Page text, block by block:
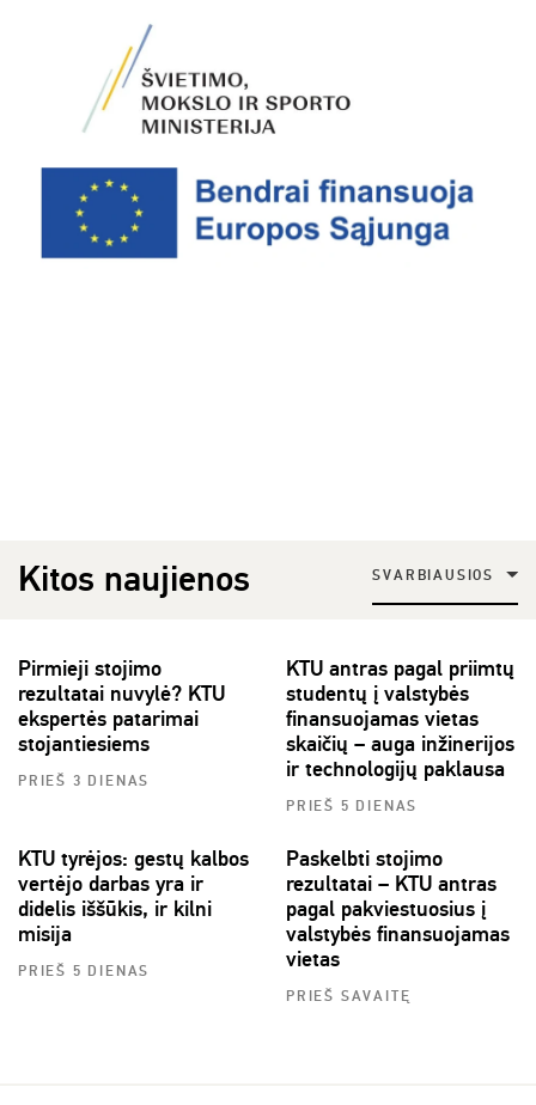
Kitos naujienos SVARBIAUSIOS
Pirmieji stojimo
rezultatai nuvylė? KTU
ekspertės patarimai
stojantiesiems
PRIEŠ 3 DIENAS
KTU antras pagal priimtų
studentų į valstybės
finansuojamas vietas
skaičių – auga inžinerijos
ir technologijų paklausa
PRIEŠ 5 DIENAS
KTU tyrėjos: gestų kalbos
vertėjo darbas yra ir
didelis iššūkis, ir kilni
misija
PRIEŠ 5 DIENAS
Paskelbti stojimo
rezultatai – KTU antras
pagal pakviestuosius į
valstybės finansuojamas
vietas
PRIEŠ SAVAITĘ